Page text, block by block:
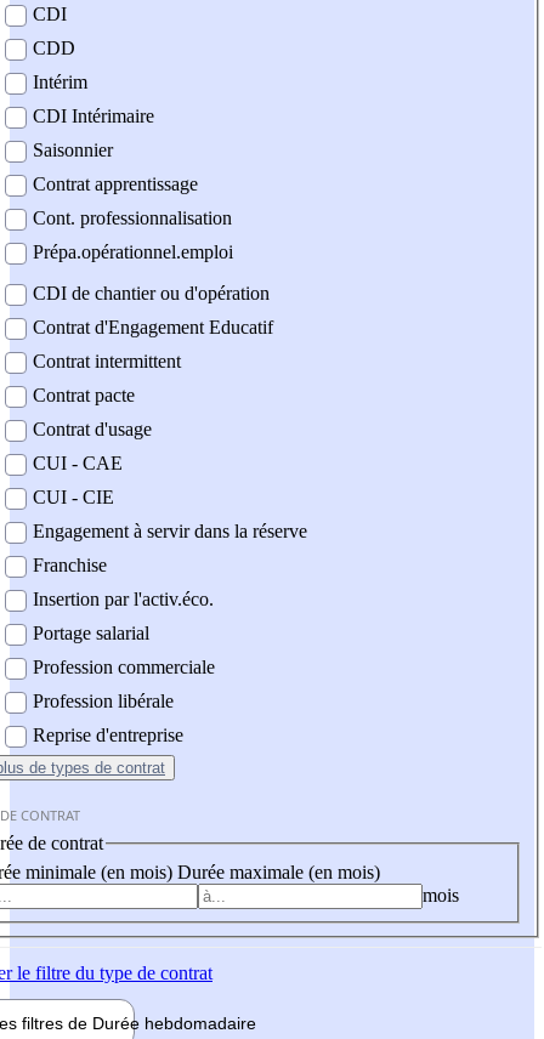
contrat
CDI
CDD
Intérim
CDI Intérimaire
Saisonnier
Contrat apprentissage
Cont. professionnalisation
Prépa.opérationnel.emploi
CDI de chantier ou d'opération
Contrat d'Engagement Educatif
Contrat intermittent
Contrat pacte
Contrat d'usage
CUI - CAE
CUI - CIE
Engagement à servir dans la réserve
Franchise
Insertion par l'activ.éco.
Portage salarial
Profession commerciale
Profession libérale
Reprise d'entreprise
de types de contrat
CONTRAT
de contrat
minimale (en mois) Durée maximale (en mois)
mois
le filtre du type de contrat
filtres de Durée hebdomadaire